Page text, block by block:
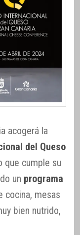
acogerá la
del Queso
que cumple su
un programa
cocina, mesas
bien nutrido,